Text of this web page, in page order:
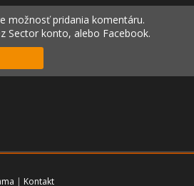
možnosť pridania komentáru.
Sector konto, alebo Facebook.
| Kontakt